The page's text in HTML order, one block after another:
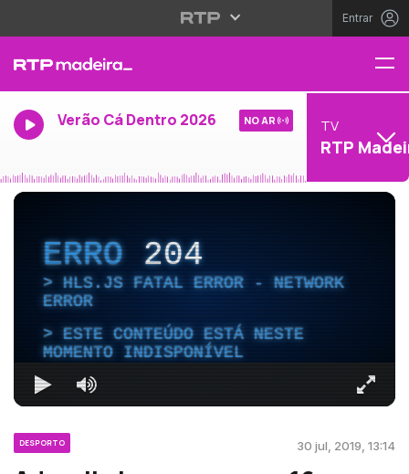
Entrar
Verão Cá Dentro 2026 NO AR TV
RTP
ERRO204
HLS.JS FATAL ERROR - NETWORK
ERROR
ESTE CONTEÚDO ESTÁ NESTE
MOMENTO INDISPONÍVEL
DESPORTO 30 jul, 2019, 13:14